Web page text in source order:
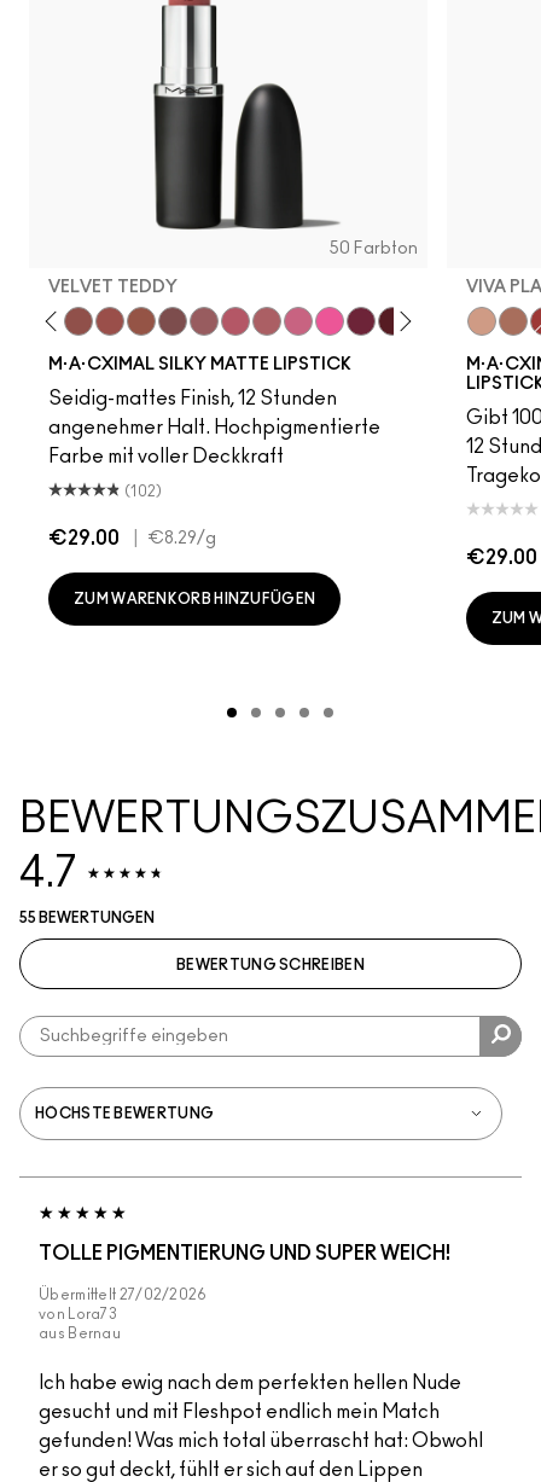
50 Farbton
VELVET TEDDY
M·A·CXIMAL SILKY MATTE LIPSTICK
Seidig-mattes Finish, 12 Stunden
angenehmer Halt. Hochpigmentierte
Farbe mit voller Deckkraft
(102)
€29.00 €8.29/g
ZUM WARENKORB HINZUFÜGEN
VIVA
Gibt
12
€29.00
ZUM
4.7
55 BEWERTUNGEN
BEWERTUNG SCHREIBEN
TOLLE PIGMENTIERUNG UND SUPER WEICH!
Übermittelt 27/02/2026
von
Lora73
aus Bernau
Ich habe ewig nach dem perfekten hellen Nude
gesucht und mit Fleshpot endlich mein Match
gefunden! Was mich total überrascht hat: Obwohl
er so gut deckt, fühlt er sich auf den Lippen